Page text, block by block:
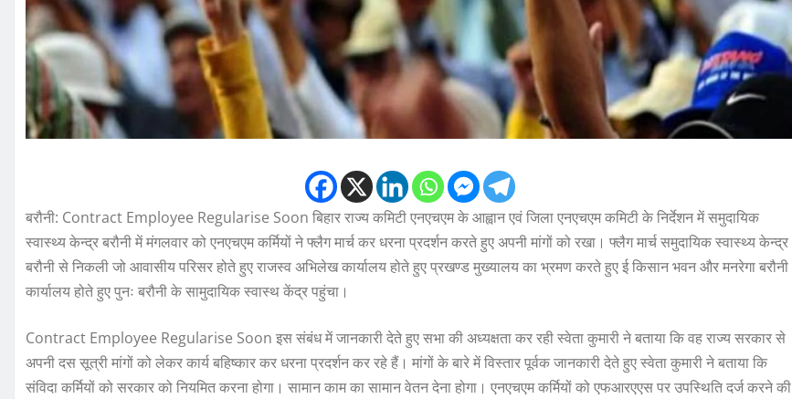
बरौनी: Contract Employee Regularise Soon बिहार राज्य कमिटी एनएचएम के आह्वान एवं जिला एनएचएम कमिटी के निर्देशन में समुदायिक
स्वास्थ्य केन्द्र बरौनी में मंगलवार को एनएचएम कर्मियों ने फ्लैग मार्च कर धरना प्रदर्शन करते हुए अपनी मांगों को रखा। फ्लैग मार्च समुदायिक स्वास्थ्य केन्द्र
बरौनी से निकली जो आवासीय परिसर होते हुए राजस्व अभिलेख कार्यालय होते हुए प्रखण्ड मुख्यालय का भ्रमण करते हुए ई किसान भवन और मनरेगा बरौनी
कार्यालय होते हुए पुनः बरौनी के सामुदायिक स्वास्थ केंद्र पहुंचा।
Contract Employee Regularise Soon इस संबंध में जानकारी देते हुए सभा की अध्यक्षता कर रही स्वेता कुमारी ने बताया कि वह राज्य सरकार से
अपनी दस सूत्री मांगों को लेकर कार्य बहिष्कार कर धरना प्रदर्शन कर रहे हैं। मांगों के बारे में विस्तार पूर्वक जानकारी देते हुए स्वेता कुमारी ने बताया कि
संविदा कर्मियों को सरकार को नियमित करना होगा। सामान काम का सामान वेतन देना होगा। एनएचएम कर्मियों को एफआरएएस पर उपस्थिति दर्ज करने की